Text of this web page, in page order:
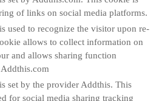
of links on social media platforms.
used to recognize the visitor upon re-
allows to collect information on
and allows sharing function
set by the provider Addthis. This
for social media sharing tracking